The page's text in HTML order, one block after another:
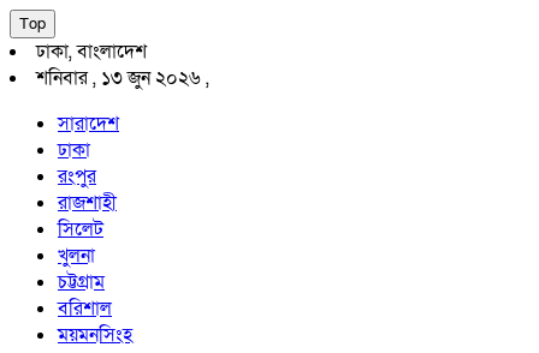
Top
ঢাকা, বাংলাদেশ
শনিবার , ১৩ জুন ২০২৬ ,
সারাদেশ
ঢাকা
রংপুর
রাজশাহী
সিলেট
খুলনা
চট্টগ্রাম
বরিশাল
ময়মনসিংহ